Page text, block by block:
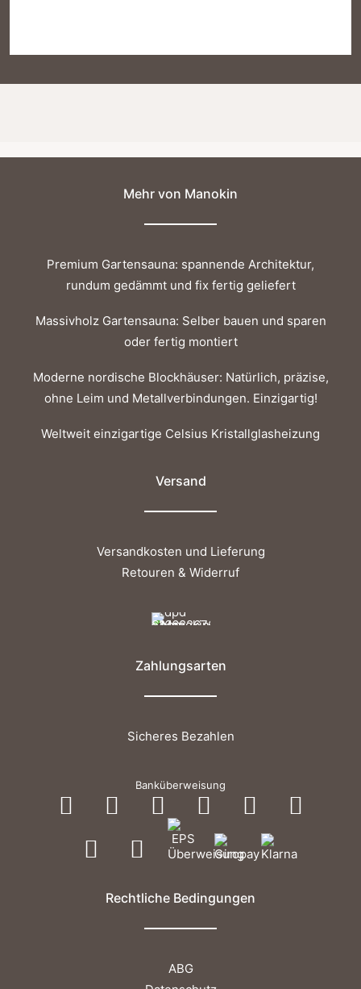
L, Leimfrei und Handgefertigt
Elegantes Nussholz-Schneidebrett L: Handgefertigt,
perfekt für jede Küche. Größe L: 50 x 30 cm
€159,00
Kostenloser Versand
Nur noch 1 auf Lager
Mehr von Manokin
Premium Gartensauna: spannende Architektur,
rundum gedämmt und fix fertig geliefert
Massivholz Gartensauna: Selber bauen und sparen
oder fertig montiert
Moderne nordische Blockhäuser: Natürlich, präzise,
ohne Leim und Metallverbindungen. Einzigartig!
Weltweit einzigartige Celsius Kristallglasheizung
Versand
Versandkosten und Lieferung
Retouren & Widerruf
Zahlungsarten
Sicheres Bezahlen
Banküberweisung
Rechtliche Bedingungen
ABG